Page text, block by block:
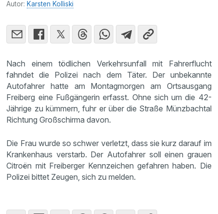
Autor: Karsten Kolliski
Nach einem tödlichen Verkehrsunfall mit Fahrerflucht
fahndet die Polizei nach dem Täter. Der unbekannte
Autofahrer hatte am Montagmorgen am Ortsausgang
Freiberg eine Fußgängerin erfasst. Ohne sich um die 42-
Jährige zu kümmern, fuhr er über die Straße Münzbachtal
Richtung Großschirma davon.
Die Frau wurde so schwer verletzt, dass sie kurz darauf im
Krankenhaus verstarb. Der Autofahrer soll einen grauen
Citroën mit Freiberger Kennzeichen gefahren haben. Die
Polizei bittet Zeugen, sich zu melden.